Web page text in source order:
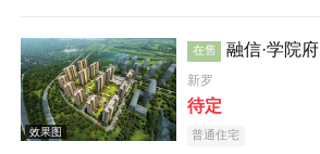
效果图
在售 融信·学院府
新罗
待定
普通住宅